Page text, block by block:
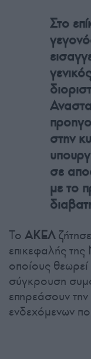
Στο
στην
σε
με το
Το ΑΚΕΛ
επικεφαλής
οποίους
σύγκρουση
επηρεάσουν
ενδεχόμενων